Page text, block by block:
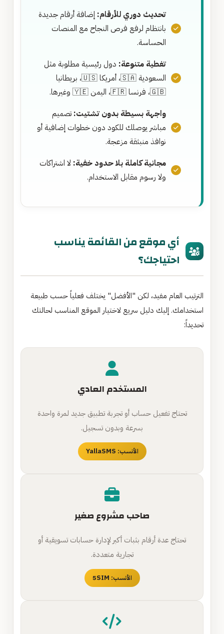
تحديث دوري للأرقام: إضافة أرقام جديدة
بانتظام لرفع فرص النجاح مع المنصات
الحساسة.
تغطية متنوعة: دول رئيسية مطلوبة مثل
السعودية 🇸🇦، أمريكا 🇺🇸، بريطانيا
🇬🇧، فرنسا 🇫🇷، اليمن 🇾🇪 وغيرها.
واجهة بسيطة بدون تشتيت: تصميم
مباشر يوصلك للكود دون خطوات إضافية أو
نوافذ منبثقة مزعجة.
مجانية كاملة بلا حدود خفية: لا اشتراكات
ولا رسوم مقابل الاستخدام.
أي موقع من القائمة يناسب
احتياجك؟
الترتيب العام مفيد، لكن "الأفضل" يختلف فعلياً حسب طبيعة
استخدامك. إليك دليل سريع لاختيار الموقع المناسب لحالتك
تحديداً:
المستخدم العادي
تحتاج تفعيل حساب أو تجربة تطبيق جديد لمرة واحدة
بسرعة وبدون تسجيل.
الأنسب: YallaSMS
صاحب مشروع صغير
تحتاج عدة أرقام بثبات أكبر لإدارة حسابات تسويقية أو
تجارية متعددة.
الأنسب: 5SIM